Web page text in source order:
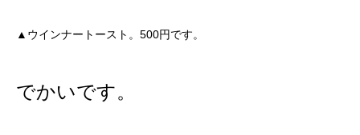
▲ウインナートースト。500円です。
でかいです。